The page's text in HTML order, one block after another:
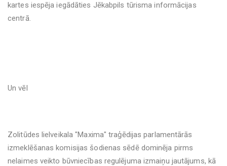
kartes iespēja iegādāties Jēkabpils tūrisma informācijas
centrā.
Un vēl
Zolitūdes lielveikala "Maxima" traģēdijas parlamentārās
izmeklēšanas komisijas šodienas sēdē dominēja pirms
nelaimes veikto būvniecības regulējuma izmaiņu jautājums, kā